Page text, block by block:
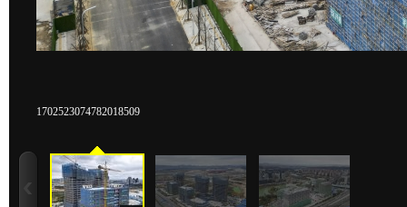
1702523074782018509